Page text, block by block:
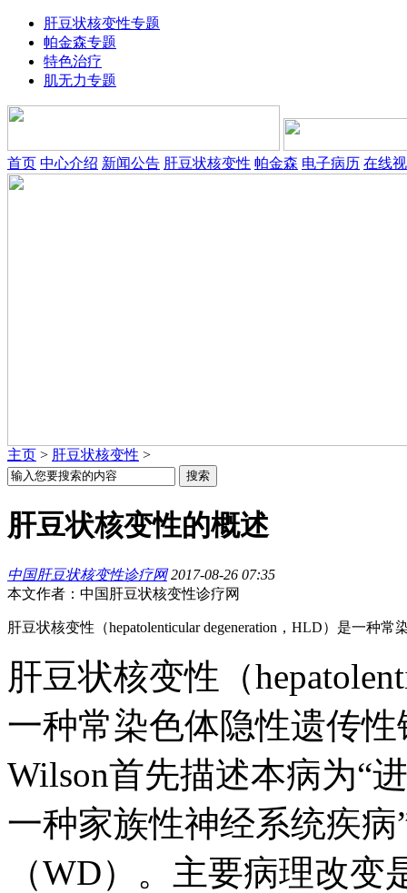
肝豆状核变性专题
帕金森专题
特色治疗
肌无力专题
首页 中心介绍 新闻公告 肝豆状核变性 帕金森 电子病历 在线
主页 > 肝豆状核变性 >
肝豆状核变性的概述
中国肝豆状核变性诊疗网 2017-08-26 07:35
本文作者：中国肝豆状核变性诊疗网
肝豆状核变性（hepatolenticular degeneration，HLD）是一种
肝豆状核变性（
一种常染色体隐性遗传
Wilson首先描述本病为“
一种家族性神经系统疾
（WD）。主要病理改